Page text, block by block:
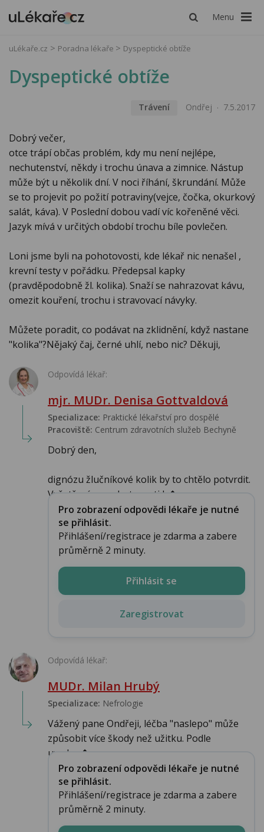
Menu
uLékaře.cz Poradna lékaře Dyspeptické obtíže
Dyspeptické obtíže
Trávení Ondřej 7.5.2017
Dobrý večer,
otce trápí občas problém, kdy mu není nejlépe,
nechutenství, někdy i trochu únava a zimnice. Nástup
může být u několik dní. V noci říhání, škrundání. Může
se to projevit po požití potraviny(vejce, čočka, okurkový
salát, káva). V Poslední dobou vadí víc kořeněné věci.
Jazyk mívá v určitých období trochu bíle povlečen.
Loni jsme byli na pohotovosti, kde lékař nic nenašel ,
krevní testy v pořádku​. Předepsal kapky
(pravděpodobně žl. kolika). Snaží se nahrazovat kávu,
omezit kouření, trochu i stravovací návyky.
Můžete poradit, co podávat na zklidnění, když nastane
"kolika"?Nějaký čaj, černé uhlí, nebo nic? Děkuji,
Odpovídá lékař:
mjr. MUDr. Denisa Gottvaldová
Specializace: Praktické lékařství pro dospělé
Pracoviště: Centrum zdravotních služeb Bechyně
Dobrý den,
dignózu žlučníkové kolik by to chtělo potvrdit.
Vyšetření na pohotovosti b�...
Pro zobrazení odpovědi lékaře je nutné
se přihlásit.
Přihlášení/registrace je zdarma a zabere
průměrně 2 minuty.
Přihlásit se
Zaregistrovat
Odpovídá lékař:
MUDr. Milan Hrubý
Specializace: Nefrologie
Vážený pane Ondřeji, léčba "naslepo" může
způsobit více škody než užitku. Podle
uveden�...
Pro zobrazení odpovědi lékaře je nutné
se přihlásit.
Přihlášení/registrace je zdarma a zabere
průměrně 2 minuty.